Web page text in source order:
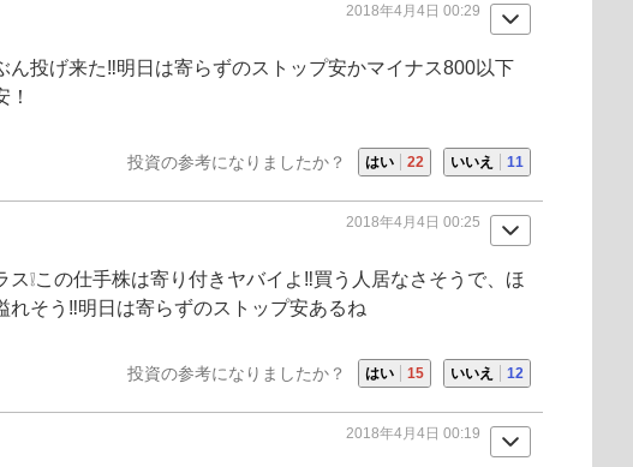
2018年4月4日 00:29
ん投げ来た‼️明日は寄らずのストップ安かマイナス800以下
投資の参考になりましたか？ はい 22 いいえ 11
2018年4月4日 00:25
❕この仕手株は寄り付きヤバイよ‼️買う人居なさそうで、ほ
れそう‼️明日は寄らずのストップ安あるね
投資の参考になりましたか？ はい 15 いいえ 12
2018年4月4日 00:19